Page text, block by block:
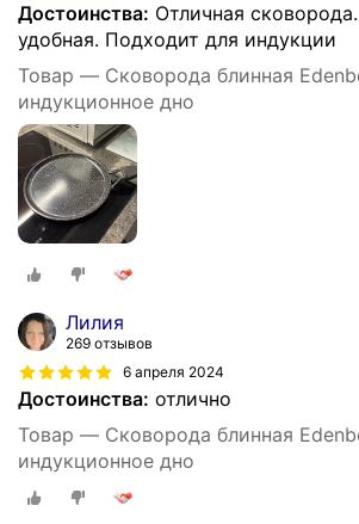
Достоинства: Отличная
удобная. Подходит для индукции
Товар — Сковорода блинная
индукционное дно
Лилия
269 отзывов
6 апреля 2024
Достоинства: отлично
Товар — Сковорода блинная
индукционное дно